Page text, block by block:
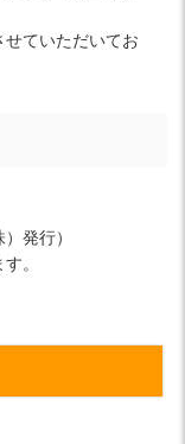
ていただいてお
発行）
。